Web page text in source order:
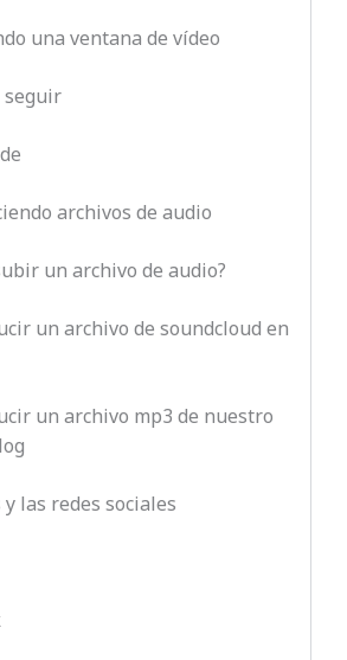
una ventana de vídeo
seguir
archivos de audio
un archivo de audio?
un archivo de soundcloud en
un archivo mp3 de nuestro
y las redes sociales